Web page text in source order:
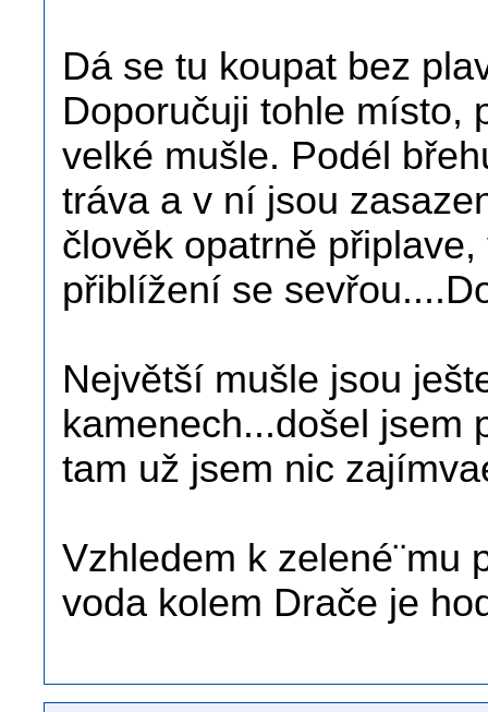
Dá se tu koupat bez
Doporučuji tohle místo,
velké mušle. Podél
tráva a v ní jsou
člověk opatrně
přiblížení se
Největší mušle jsou
kamenech...došel jsem
tam už jsem nic
Vzhledem k zelené¨mu
voda kolem Drače je